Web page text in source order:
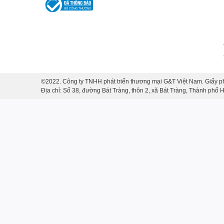
©2022. Công ty TNHH phát triển thương mại G&T Việt Nam. Giấy
Địa chỉ: Số 38, đường Bát Tràng, thôn 2, xã Bát Tràng, Thành phố